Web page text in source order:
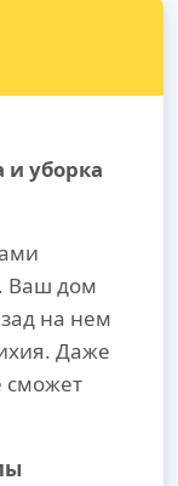
и уборка
Ваш дом
на нем
Даже
сможет